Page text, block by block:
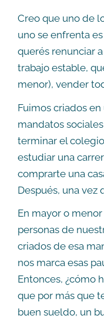
Creo que uno de
uno se enfrenta
querés renunciar
trabajo estable,
menor), vender
Fuimos criados
mandatos
terminar el
estudiar una
comprarte una
Después, una vez
En mayor o
personas de
criados de esa
nos marca esas
Entonces, ¿cómo
que por más que
buen sueldo, un